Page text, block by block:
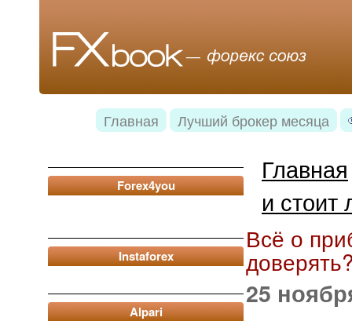
Главная Лучший брокер месяца
Forex4you
Instaforex
Alpari
Главная
и стоит
Всё о
25